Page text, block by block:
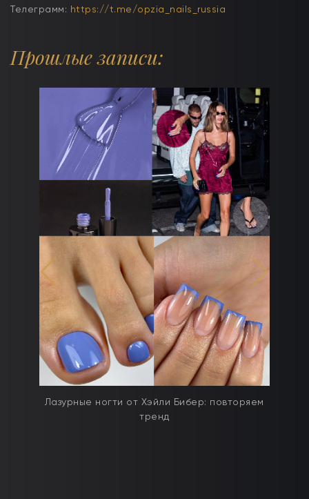
Телеграмм: https://t.me/opzia_nails_russia
Прошлые записи:
Лазурные ногти от Хэйли Бибер: повторяем
тренд